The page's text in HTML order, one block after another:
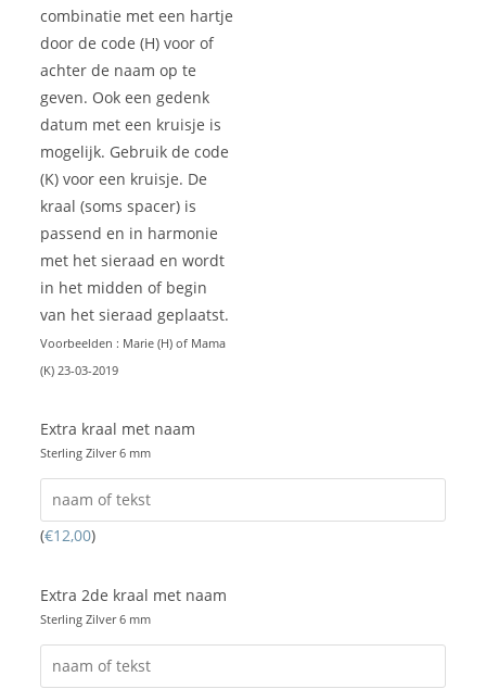
combinatie met een hartje
door de code (H) voor of
achter de naam op te
geven. Ook een gedenk
datum met een kruisje is
mogelijk. Gebruik de code
(K) voor een kruisje. De
kraal (soms spacer) is
passend en in harmonie
met het sieraad en wordt
in het midden of begin
van het sieraad geplaatst.
Voorbeelden : Marie (H) of Mama
(K) 23-03-2019
Extra kraal met naam
Sterling Zilver 6 mm
(€12,00)
Extra 2de kraal met naam
Sterling Zilver 6 mm